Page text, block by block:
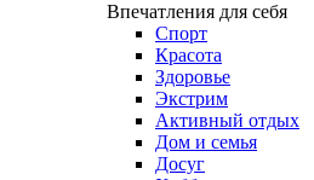
Впечатления для себя
Спорт
Красота
Здоровье
Экстрим
Активный отдых
Дом и семья
Досуг